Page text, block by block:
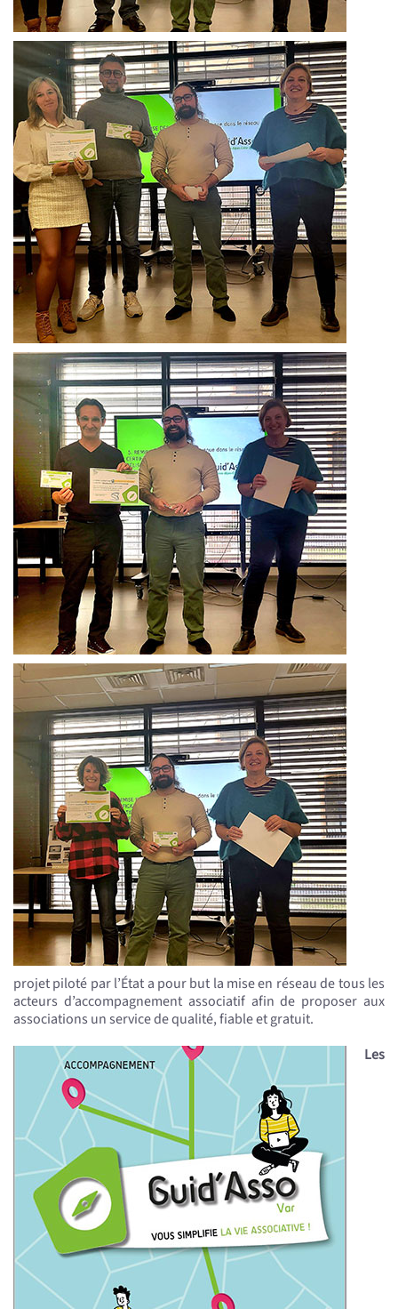
projet piloté par l’État a pour but la mise en réseau de tous les
acteurs d’accompagnement associatif afin de proposer aux
associations un service de qualité, fiable et gratuit.
Les